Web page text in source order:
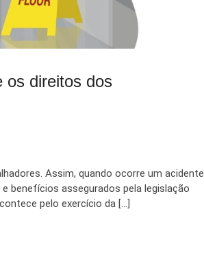
os direitos dos
Assim, quando ocorre um acidente
benefícios assegurados pela legislação
pelo exercício da […]